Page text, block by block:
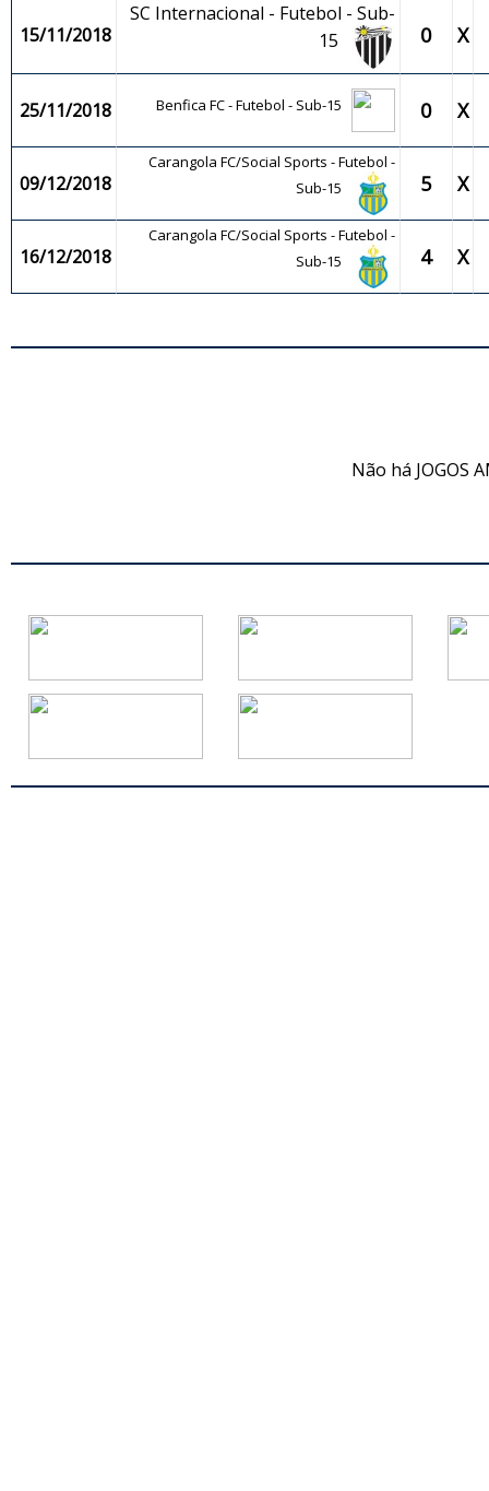
15/11/2018
SC Internacional - Futebol - Sub-
15
0 X
25/11/2018 Benfica FC - Futebol - Sub-15 0 X
09/12/2018
Carangola FC/Social Sports - Futebol -
Sub-15
5 X
16/12/2018
Carangola FC/Social Sports - Futebol -
Sub-15
4 X
Não há JOGOS